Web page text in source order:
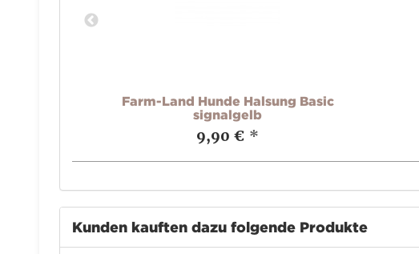
Farm-Land Hunde Halsung Basic
signalgelb
9,90 € *
Kunden kauften dazu folgende Produkte